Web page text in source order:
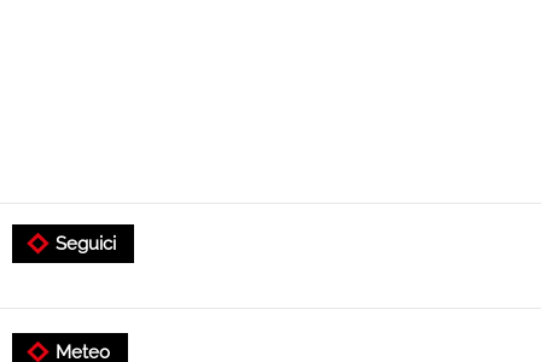
Seguici
Meteo